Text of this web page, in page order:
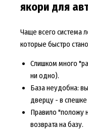
якори для
Чаще всего система
которые быстро
Слишком много
ни одно).
База неудобна:
дверцу - в
Правило "положу
возврата на базу.